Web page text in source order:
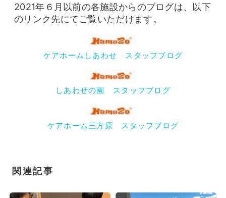
2021年６月以前の各施設からのブログは、以下
のリンク先にてご覧いただけます。
ケアホームしあわせ スタッフブログ
しあわせの園 スタッフブログ
ケアホーム三方原 スタッフブログ
関連記事